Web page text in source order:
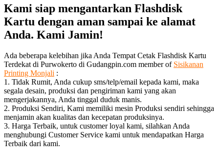
Kami siap mengantarkan Flashdisk
Kartu dengan aman sampai ke alamat
Anda. Kami Jamin!
Ada beberapa kelebihan jika Anda Tempat Cetak Flashdisk Kartu
Terdekat di Purwokerto di Gudangpin.com member of Sisikanan
Printing Monjali :
1. Tidak Rumit, Anda cukup sms/telp/email kepada kami, maka
segala desain, produksi dan pengiriman kami yang akan
mengerjakannya, Anda tinggal duduk manis.
2. Produksi Sendiri, Kami memiliki mesin Produksi sendiri sehingga
menjamin akan kualitas dan kecepatan produksinya.
3. Harga Terbaik, untuk customer loyal kami, silahkan Anda
menghubungi Customer Service kami untuk mendapatkan Harga
Terbaik dari kami.